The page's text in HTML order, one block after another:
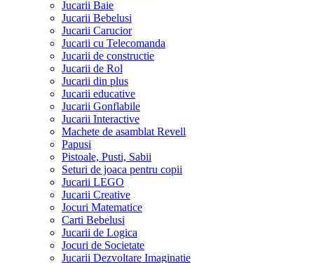
Jucarii Baie
Jucarii Bebelusi
Jucarii Carucior
Jucarii cu Telecomanda
Jucarii de constructie
Jucarii de Rol
Jucarii din plus
Jucarii educative
Jucarii Gonflabile
Jucarii Interactive
Machete de asamblat Revell
Papusi
Pistoale, Pusti, Sabii
Seturi de joaca pentru copii
Jucarii LEGO
Jucarii Creative
Jocuri Matematice
Carti Bebelusi
Jucarii de Logica
Jocuri de Societate
Jucarii Dezvoltare Imaginatie